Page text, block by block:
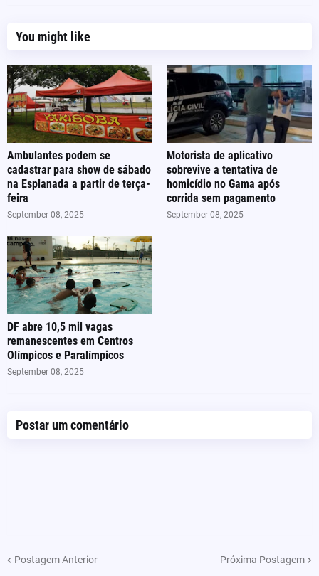
You might like
Ambulantes podem se
cadastrar para show de sábado
na Esplanada a partir de terça-
feira
September 08, 2025
Motorista de aplicativo
sobrevive a tentativa de
homicídio no Gama após
corrida sem pagamento
September 08, 2025
DF abre 10,5 mil vagas
remanescentes em Centros
Olímpicos e Paralímpicos
September 08, 2025
Postar um comentário
Postagem Anterior Próxima Postagem